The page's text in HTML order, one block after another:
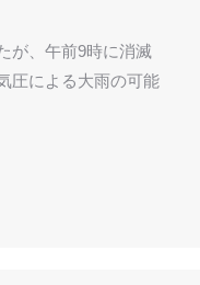
が、午前9時に消滅
圧による大雨の可能